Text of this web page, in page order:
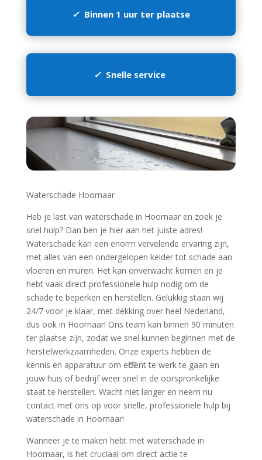
✓Binnen 1 uur ter plaatse
✓ Snelle service
Waterschade Hoornaar
Heb je last van waterschade in Hoornaar en zoek je
snel hulp? Dan ben je hier aan het juiste adres!
Waterschade kan een enorm vervelende ervaring zijn,
met alles van een ondergelopen kelder tot schade aan
vloeren en muren.​ Het kan onverwacht komen en je
hebt vaak direct professionele hulp nodig om de
schade te beperken en herstellen.​ Gelukkig staan wij
24/7 voor je klaar, met dekking over heel Nederland,
dus ook in Hoornaar! Ons team kan binnen 90 minuten
ter plaatse zijn, zodat we snel kunnen beginnen met de
herstelwerkzaamheden.​ Onze experts hebben de
kennis en apparatuur om efficiënt te werk te gaan en
jouw huis of bedrijf weer snel in de oorspronkelijke
staat te herstellen.​ Wacht niet langer en neem nu
contact met ons op voor snelle, professionele hulp bij
waterschade in Hoornaar!
Wanneer je te maken hebt met waterschade in
Hoornaar, is het cruciaal om direct actie te